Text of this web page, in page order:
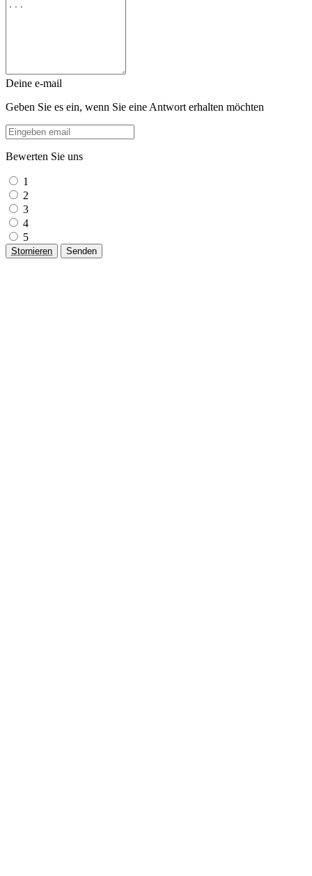
Deine e-mail
Geben Sie es ein, wenn Sie eine Antwort erhalten möchten
Bewerten Sie uns
1
2
3
4
5
Stornieren Senden